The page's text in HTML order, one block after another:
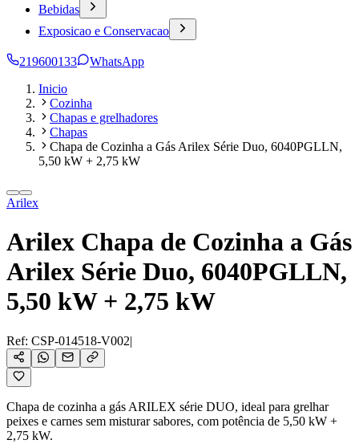
Bebidas
Exposicao e Conservacao
219600133
WhatsApp
Inicio
Cozinha
Chapas e grelhadores
Chapas
Chapa de Cozinha a Gás Arilex Série Duo, 6040PGLLN,
5,50 kW + 2,75 kW
Arilex
Arilex Chapa de Cozinha a Gás
Arilex Série Duo, 6040PGLLN,
5,50 kW + 2,75 kW
Ref: CSP-014518-V002|
Chapa de cozinha a gás ARILEX série DUO, ideal para grelhar
peixes e carnes sem misturar sabores, com potência de 5,50 kW +
2,75 kW.